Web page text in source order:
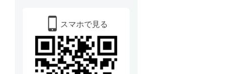
スマホで見る